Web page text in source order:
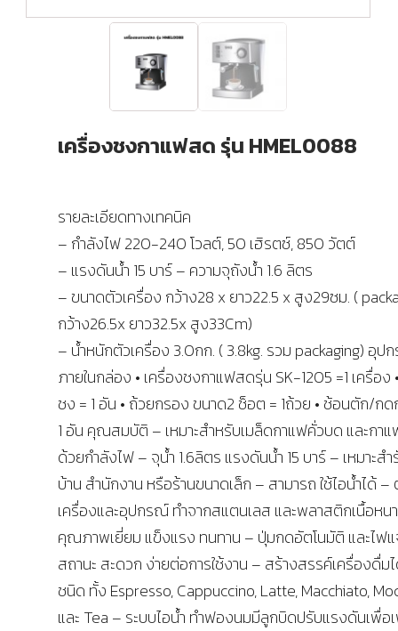
เครื่องชงกาแฟสด รุ่น HMEL0088
รายละเอียดทางเทคนิค
– กำลังไฟ 220-240 โวลต์, 50 เฮิรตซ์, 850 วัตต์
– แรงดันน้ำ 15 บาร์ – ความจุถังน้ำ 1.6 ลิตร
– ขนาดตัวเครื่อง กว้าง28 x ยาว22.5 x สูง29ซม. (
กว้าง26.5x ยาว32.5x สูง33Cm)
– น้ำหนักตัวเครื่อง 3.0กก. ( 3.8kg. รวม packaging) อุป
ภายในกล่อง • เครื่องชงกาแฟสดรุ่น SK-1205 =1 เครื่อง
ชง = 1 อัน • ถ้วยกรอง ขนาด2 ช็อต = 1ถ้วย • ช้อนตัก/ก
1 อัน คุณสมบัติ – เหมาะสำหรับเมล็ดกาแฟคั่วบด และกา
ด้วยกำลังไฟ – จุน้ำ 1.6ลิตร แรงดันน้ำ 15 บาร์ – เหมาะสำ
บ้าน สำนักงาน หรือร้านขนาดเล็ก – สามารถ ใช้ไอน้ำได้ –
เครื่องและอุปกรณ์ ทำจากสแตนเลส และพลาสติกเนื้อหนา
คุณภาพเยี่ยม แข็งแรง ทนทาน – ปุ่มกดอัตโนมัติ และไฟ
สถานะ สะดวก ง่ายต่อการใช้งาน – สร้างสรรค์เครื่องดื่ม
ชนิด ทั้ง Espresso, Cappuccino, Latte, Macchiato,
และ Tea – ระบบไอน้ำ ทำฟองนมมีลูกบิดปรับแรงดันเพื่อ